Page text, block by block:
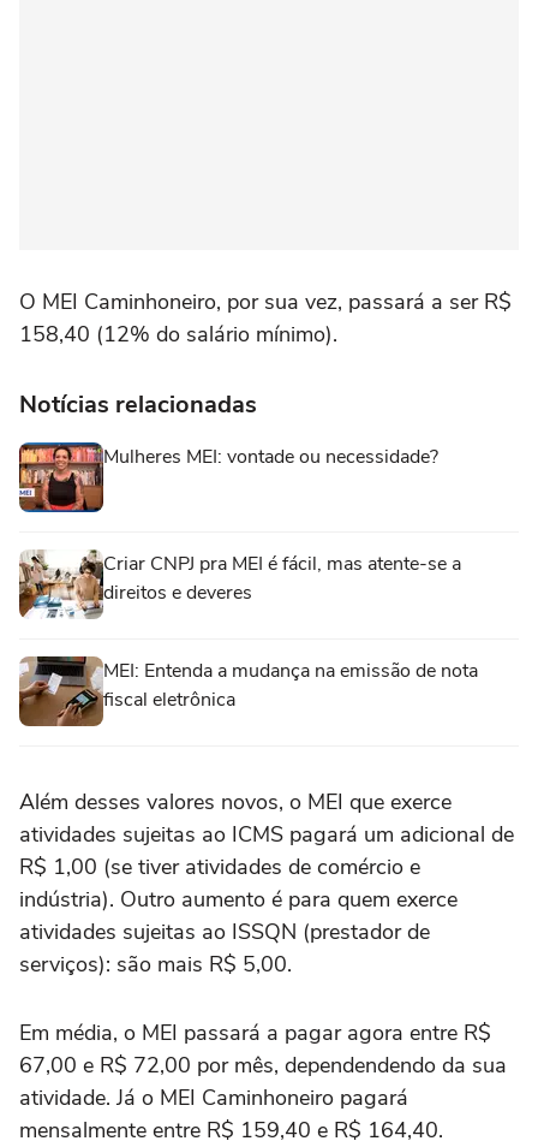
O MEI Caminhoneiro, por sua vez, passará a ser R$
158,40 (12% do salário mínimo).
Notícias relacionadas
Mulheres MEI: vontade ou necessidade?
Criar CNPJ pra MEI é fácil, mas atente-se a
direitos e deveres
MEI: Entenda a mudança na emissão de nota
fiscal eletrônica
Além desses valores novos, o MEI que exerce
atividades sujeitas ao ICMS pagará um adicional de
R$ 1,00 (se tiver atividades de comércio e
indústria). Outro aumento é para quem exerce
atividades sujeitas ao ISSQN (prestador de
serviços): são mais R$ 5,00.
Em média, o MEI passará a pagar agora entre R$
67,00 e R$ 72,00 por mês, dependendendo da sua
atividade. Já o MEI Caminhoneiro pagará
mensalmente entre R$ 159,40 e R$ 164,40.